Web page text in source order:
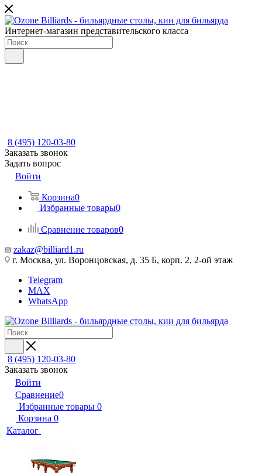
Интернет-магазин представительского класса
8 (495) 120-03-80
Заказать звонок
Задать вопрос
Войти
Корзина0
Избранные товары0
Сравнение товаров0
zakaz@billiard1.ru
г. Москва, ул. Воронцовская, д. 35 Б, корп. 2, 2-ой этаж
Telegram
MAX
WhatsApp
8 (495) 120-03-80
Заказать звонок
Войти
Сравнение0
Избранные товары 0
Корзина 0
Каталог